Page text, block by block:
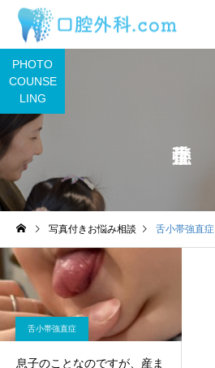
サービスサンプル4
舌
2日前から丸印の所に痛み
があります。
PHOTO
COUNSE
LING
写真付きお悩み相談 舌小帯強直症
舌小帯強直症
息子のことなのですが、産ま